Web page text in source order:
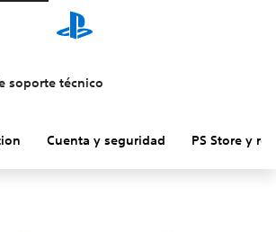
soporte técnico
Cuenta y seguridad PS Store y